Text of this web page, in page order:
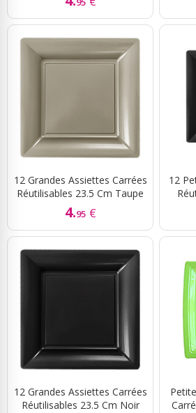
12 Grandes Assiettes Carrées
Réutilisables 23.5 Cm Taupe
4.95 €
12
12 Grandes Assiettes Carrées
Réutilisables 23.5 Cm Noir